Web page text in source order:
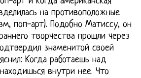
на противоположные
поп-арт). Подобно Матиссу, он
творчества прошли через
знаменитой своей
Когда работаешь над
внутри нее. Что